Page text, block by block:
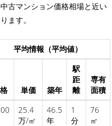
古マンション価格相場と近い
ます。
平均情報（平均値）
単価 築年
駅
距
離
専有
面積
25.4
万/㎡
46.5
年
1
分
76
㎡